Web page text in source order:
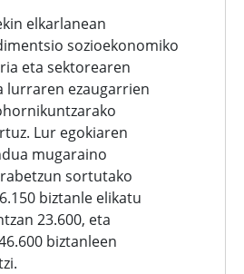
elkarlanean
sozioekonomiko
eta sektorearen
lurraren ezaugarrien
Lur egokiaren
mugaraino
sortutako
biztanle elikatu
23.600, eta
biztanleen